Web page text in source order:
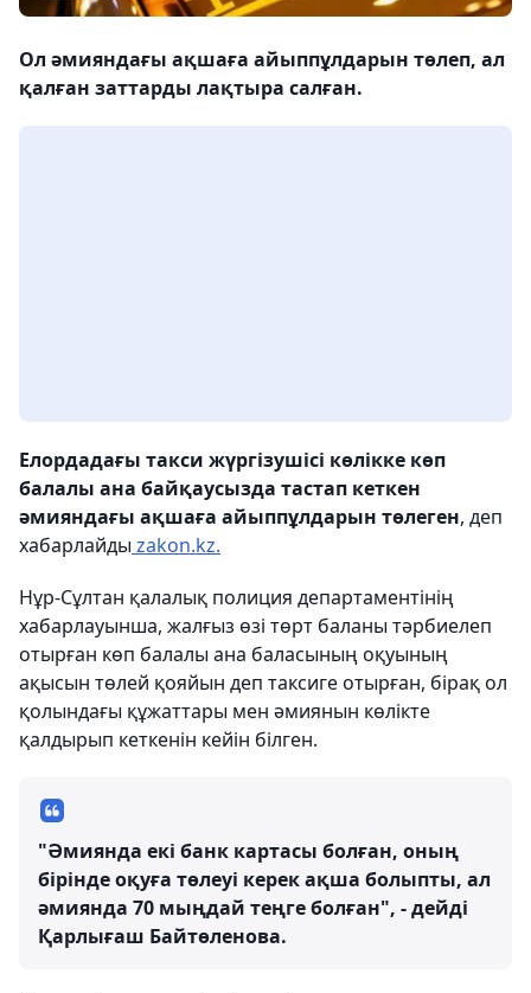
Ол әмияндағы ақшаға айыппұлдарын төлеп, ал
қалған заттарды лақтыра салған.
Елордадағы такси жүргізушісі көлікке көп
балалы ана байқаусызда тастап кеткен
әмияндағы ақшаға айыппұлдарын төлеген, деп
хабарлайды zakon.kz.
Нұр-Сұлтан қалалық полиция департаментінің
хабарлауынша, жалғыз өзі төрт баланы тәрбиелеп
отырған көп балалы ана баласының оқуының
ақысын төлей қояйын деп таксиге отырған, бірақ ол
қолындағы құжаттары мен әмиянын көлікте
қалдырып кеткенін кейін білген.
"Әмиянда екі банк картасы болған, оның
бірінде оқуға төлеуі керек ақша болыпты, ал
әмиянда 70 мыңдай теңге болған", - дейді
Қарлығаш Байтөленова.